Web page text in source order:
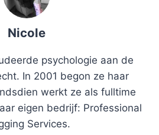
Nicole
psychologie aan de
In 2001 begon ze haar
werkt ze als fulltime
eigen bedrijf: Professional
Services.